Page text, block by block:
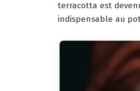
terracotta est
indispensable au